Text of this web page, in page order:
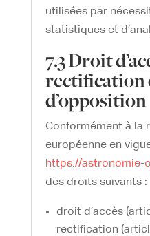
utilisées par
statistiques et
7.3 Droit
rectification
d’opposition
Conformément à la
européenne en
https://astronomie-
des droits suivants :
droit d’accès
rectification